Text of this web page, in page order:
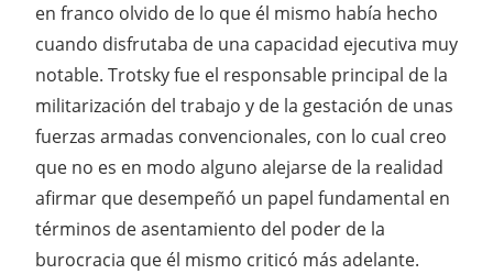
en franco olvido de lo que él mismo había hecho
cuando disfrutaba de una capacidad ejecutiva muy
notable. Trotsky fue el responsable principal de la
militarización del trabajo y de la gestación de unas
fuerzas armadas convencionales, con lo cual creo
que no es en modo alguno alejarse de la realidad
afirmar que desempeñó un papel fundamental en
términos de asentamiento del poder de la
burocracia que él mismo criticó más adelante.